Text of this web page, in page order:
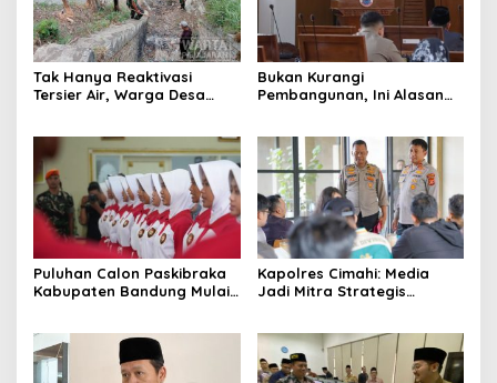
Tak Hanya Reaktivasi
Tersier Air, Warga Desa
Bukan Kurangi
Pembangunan, Ini Alasan
Daerah
Puluhan Calon Paskibraka
Kabupaten Bandung Mulai
Kapolres Cimahi: Media
Jadi Mitra Strategis